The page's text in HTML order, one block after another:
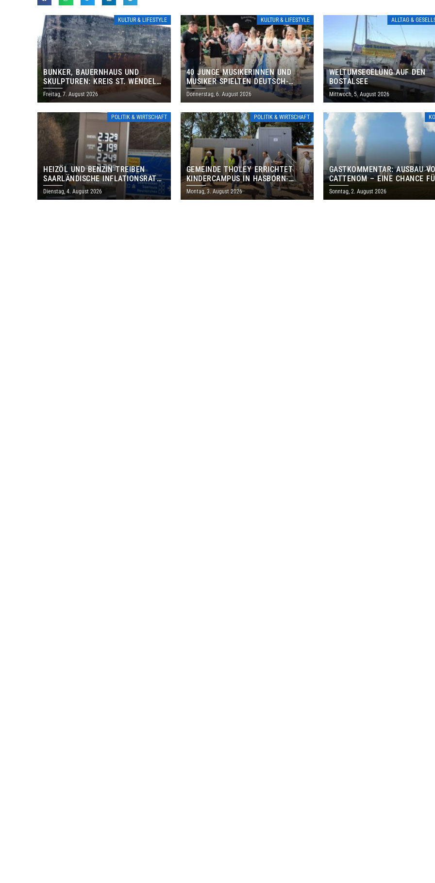
KULTUR & LIFESTYLE
BUNKER, BAUERNHAUS UND
SKULPTUREN: KREIS ST. WENDEL
LÄDT ZUM TAG DES OFFENEN
DENKMALS EIN
Freitag, 7. August 2026
KULTUR & LIFESTYLE
40 JUNGE MUSIKERINNEN UND
MUSIKER SPIELTEN DEUTSCH-
BRASILIANISCHES PROGRAMM IN
THOLEY
Donnerstag, 6. August 2026
ALLTAG &
WELTUMSEGELUNG AUF DEN
BOSTALSEE
Mittwoch, 5. August 2026
POLITIK & WIRTSCHAFT
HEIZÖL UND BENZIN TREIBEN
SAARLÄNDISCHE INFLATIONSRATE
IM JULI AUF 3,2 PROZENT
Dienstag, 4. August 2026
POLITIK & WIRTSCHAFT
GEMEINDE THOLEY ERRICHTET
KINDERCAMPUS IN HASBORN-
DAUTWEILER FÜR RUND 8,5 BIS 9
MILLIONEN EURO
Montag, 3. August 2026
GASTKOMMENTAR: AUSBAU
CATTENOM – EINE CHANCE
LOTHRINGEN UND DAS
Sonntag, 2. August 2026